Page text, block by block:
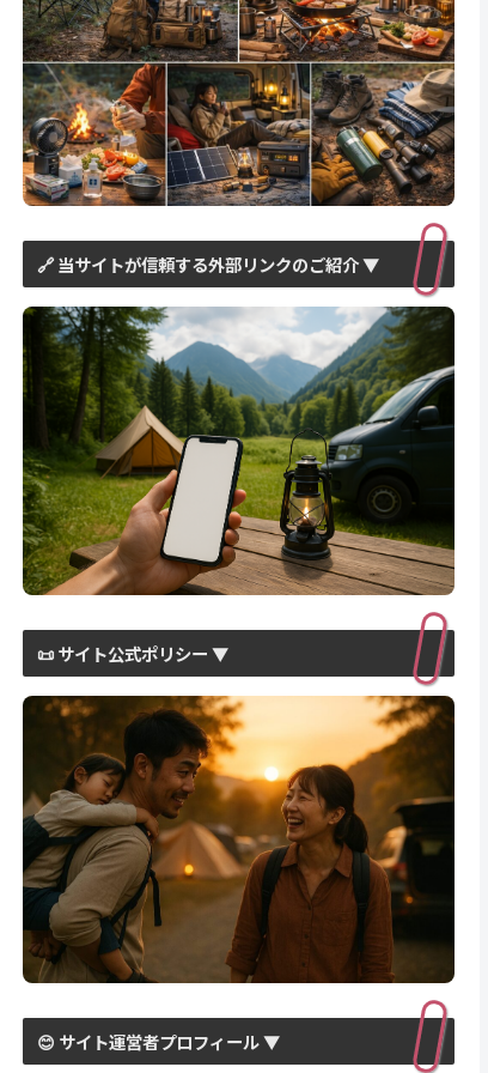
🔗 当サイトが信頼する外部リンクのご紹介 ▼
📜 サイト公式ポリシー ▼
😊 サイト運営者プロフィール ▼